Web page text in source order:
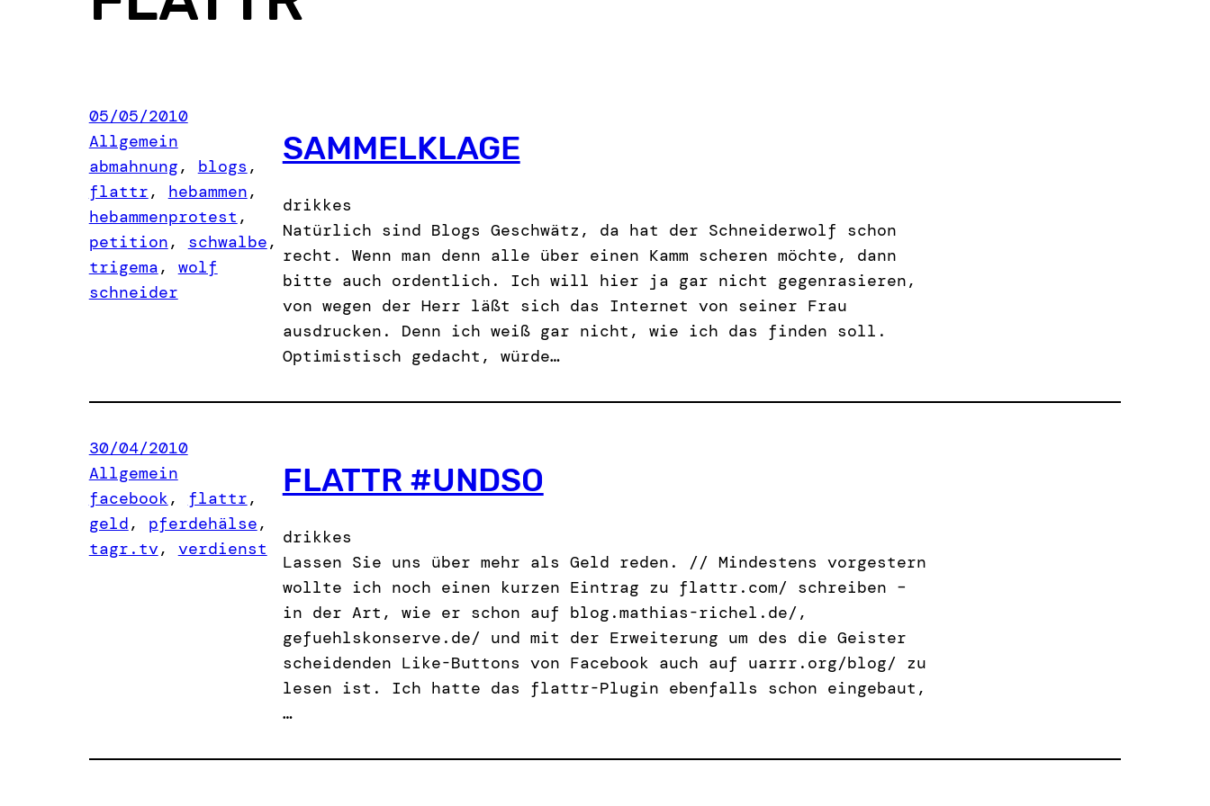
05/05/2010
Allgemein
abmahnung, blogs
flattr, hebammen
hebammenprotest
petition, schwalbe
,
trigema, wolf
schneider
SAMMELKLAGE
drikkes
Natürlich sind Blogs Geschwätz, da hat der Schneiderwolf schon
recht. Wenn man denn alle über einen Kamm scheren möchte, dann
bitte auch ordentlich. Ich will hier ja gar nicht gegenrasieren,
von wegen der Herr läßt sich das Internet von seiner Frau
ausdrucken. Denn ich weiß gar nicht, wie ich das finden soll.
Optimistisch gedacht, würde…
30/04/2010
Allgemein
facebook, flattr
geld, pferdehälse
tagr.tv, verdienst
FLATTR #UNDSO
drikkes
Lassen Sie uns über mehr als Geld reden. // Mindestens vorgestern
wollte ich noch einen kurzen Eintrag zu flattr.com/ schreiben –
in der Art, wie er schon auf blog.mathias-richel.de/,
gefuehlskonserve.de/ und mit der Erweiterung um des die Geister
scheidenden Like-Buttons von Facebook auch auf uarrr.org/blog/ zu
lesen ist. Ich hatte das flattr-Plugin ebenfalls schon eingebaut,
…